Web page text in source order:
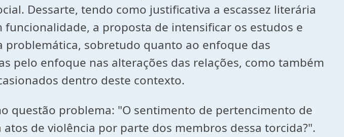
Dessarte, tendo como justificativa a escassez literária
a proposta de intensificar os estudos e
sobretudo quanto ao enfoque das
pelo enfoque nas alterações das relações, como também
dentro deste contexto.
questão problema: "O sentimento de pertencimento de
de violência por parte dos membros dessa torcida?".